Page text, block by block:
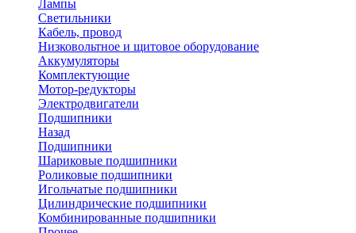
Лампы
Светильники
Кабель, провод
Низковольтное и щитовое оборудование
Аккумуляторы
Комплектующие
Мотор-редукторы
Электродвигатели
Подшипники
Назад
Подшипники
Шариковые подшипники
Роликовые подшипники
Игольчатые подшипники
Цилиндрические подшипники
Комбинированные подшипники